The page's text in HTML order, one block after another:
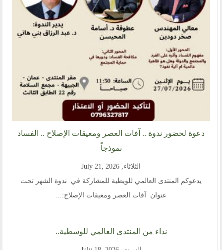
دعوة لحضور ندوة .. آفات العصر ومعيقات الإصلاح .. الفساد
نموذجاً
الثلاثاء, July 21, 2026
يدعوكم المنتدى العالمي للويطية للمشاركة في ندوة الشهر تحت
عنوان آفات العصر ومعيقات الإصلاح:...
نداء من المنتدى العالمي للوسطية..